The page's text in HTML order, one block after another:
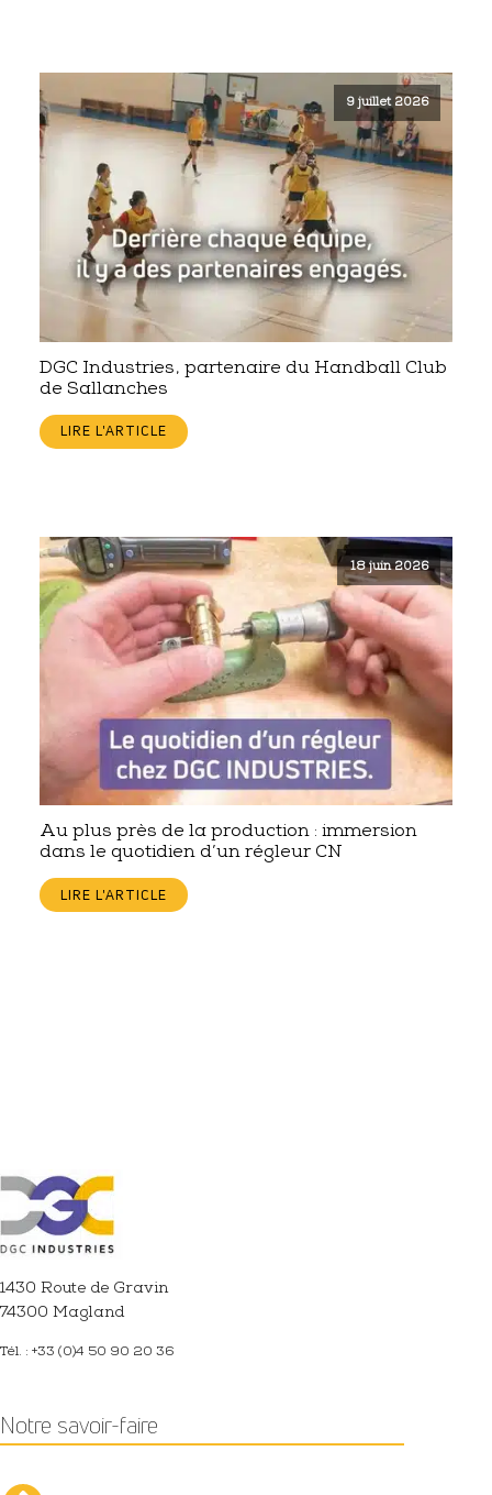
9 juillet 2026
DGC Industries, partenaire du Handball Club
de Sallanches
LIRE L'ARTICLE
18 juin 2026
Au plus près de la production : immersion
dans le quotidien d’un régleur CN
LIRE L'ARTICLE
1430 Route de Gravin
74300 Magland
Tél. : +33 (0)4 50 90 20 36
Notre savoir-faire